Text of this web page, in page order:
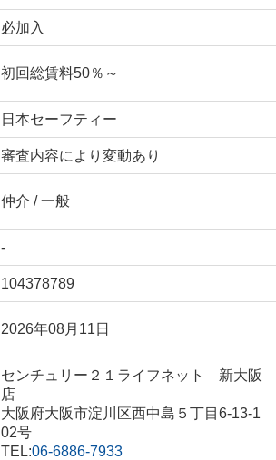
必加入
初回総賃料50％～
日本セーフティー
審査内容により変動あり
仲介 / 一般
-
104378789
2026年08月11日
センチュリー２１ライフネット 新大阪
店
大阪府大阪市淀川区西中島５丁目6-13-1
02号
TEL:06-6886-7933